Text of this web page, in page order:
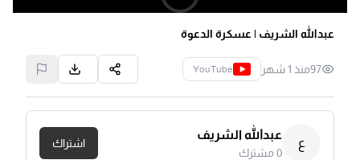
عبدالله الشريف | عسكرة الدعوة
97منذ 1 شهر YouTube
ع
عبدالله الشريف
0مشترك
اشتراك